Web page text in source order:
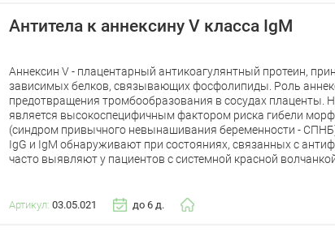
Антитела к аннексину V класса IgM
Аннексин V - плацентарный антикоагулянтный протеин,
зависимых белков, связывающих фосфолипиды. Роль
предотвращения тромбообразования в сосудах плаценты.
является высокоспецифичным фактором риска гибели
(синдром привычного невынашивания беременности -
IgG и IgM обнаруживают при состояниях, связанных с
часто выявляют у пациентов с системной красной
Артикул: 03.05.021 до 6 д.